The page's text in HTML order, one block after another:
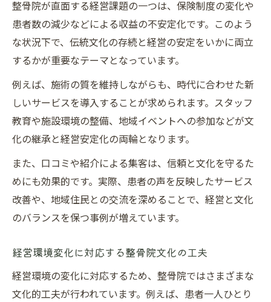
整骨院が直面する経営課題の一つは、保険制度の変化や
患者数の減少などによる収益の不安定化です。このよう
な状況下で、伝統文化の存続と経営の安定をいかに両立
するかが重要なテーマとなっています。
例えば、施術の質を維持しながらも、時代に合わせた新
しいサービスを導入することが求められます。スタッフ
教育や施設環境の整備、地域イベントへの参加などが文
化の継承と経営安定化の両輪となります。
また、口コミや紹介による集客は、信頼と文化を守るた
めにも効果的です。実際、患者の声を反映したサービス
改善や、地域住民との交流を深めることで、経営と文化
のバランスを保つ事例が増えています。
経営環境変化に対応する整骨院文化の工夫
経営環境の変化に対応するため、整骨院ではさまざまな
文化的工夫が行われています。例えば、患者一人ひとり